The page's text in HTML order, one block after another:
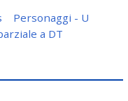
Personaggi - U
a DT